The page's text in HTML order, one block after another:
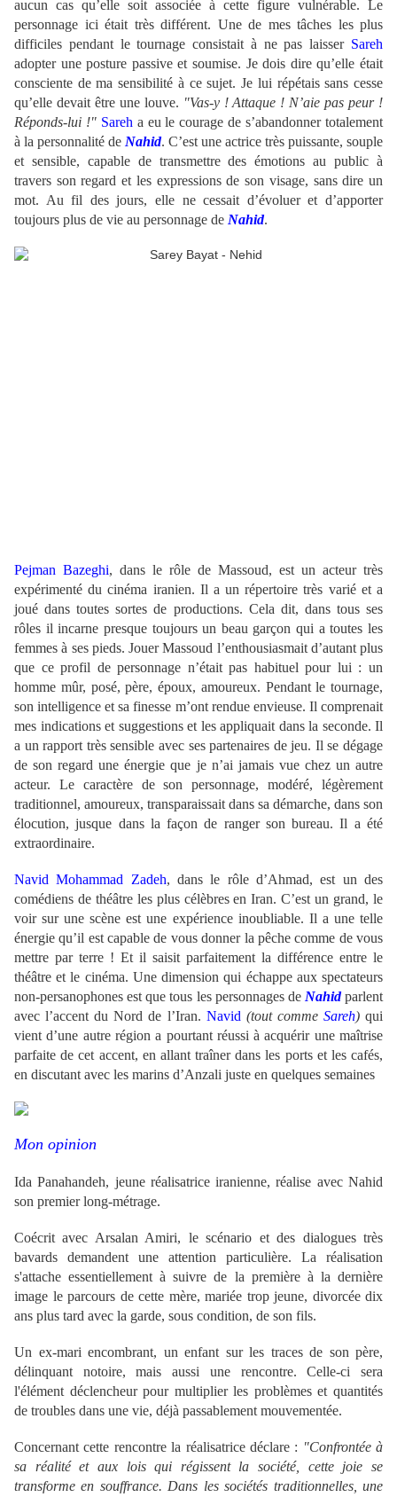
aucun cas qu’elle soit associée à cette figure vulnérable. Le
personnage ici était très différent. Une de mes tâches les plus
difficiles pendant le tournage consistait à ne pas laisser Sareh
adopter une posture passive et soumise. Je dois dire qu’elle était
consciente de ma sensibilité à ce sujet. Je lui répétais sans cesse
qu’elle devait être une louve. "Vas-y ! Attaque ! N’aie pas peur !
Réponds-lui !" Sareh a eu le courage de s’abandonner totalement
à la personnalité de Nahid. C’est une actrice très puissante, souple
et sensible, capable de transmettre des émotions au public à
travers son regard et les expressions de son visage, sans dire un
mot. Au fil des jours, elle ne cessait d’évoluer et d’apporter
toujours plus de vie au personnage de Nahid.
Pejman Bazeghi, dans le rôle de Massoud, est un acteur très
expérimenté du cinéma iranien. Il a un répertoire très varié et a
joué dans toutes sortes de productions. Cela dit, dans tous ses
rôles il incarne presque toujours un beau garçon qui a toutes les
femmes à ses pieds. Jouer Massoud l’enthousiasmait d’autant plus
que ce profil de personnage n’était pas habituel pour lui : un
homme mûr, posé, père, époux, amoureux. Pendant le tournage,
son intelligence et sa finesse m’ont rendue envieuse. Il comprenait
mes indications et suggestions et les appliquait dans la seconde. Il
a un rapport très sensible avec ses partenaires de jeu. Il se dégage
de son regard une énergie que je n’ai jamais vue chez un autre
acteur. Le caractère de son personnage, modéré, légèrement
traditionnel, amoureux, transparaissait dans sa démarche, dans son
élocution, jusque dans la façon de ranger son bureau. Il a été
extraordinaire.
Navid Mohammad Zadeh, dans le rôle d’Ahmad, est un des
comédiens de théâtre les plus célèbres en Iran. C’est un grand, le
voir sur une scène est une expérience inoubliable. Il a une telle
énergie qu’il est capable de vous donner la pêche comme de vous
mettre par terre ! Et il saisit parfaitement la différence entre le
théâtre et le cinéma. Une dimension qui échappe aux spectateurs
non-persanophones est que tous les personnages de Nahidparlent
avec l’accent du Nord de l’Iran. Navid (tout comme Sareh)qui
vient d’une autre région a pourtant réussi à acquérir une maîtrise
parfaite de cet accent, en allant traîner dans les ports et les cafés,
en discutant avec les marins d’Anzali juste en quelques semaines
Mon opinion
Ida Panahandeh, jeune réalisatrice iranienne, réalise avec Nahid
son premier long-métrage.
Coécrit avec Arsalan Amiri, le scénario et des dialogues très
bavards demandent une attention particulière. La réalisation
s'attache essentiellement à suivre de la première à la dernière
image le parcours de cette mère, mariée trop jeune, divorcée dix
ans plus tard avec la garde, sous condition, de son fils.
Un ex-mari encombrant, un enfant sur les traces de son père,
délinquant notoire, mais aussi une rencontre. Celle-ci sera
l'élément déclencheur pour multiplier les problèmes et quantités
de troubles dans une vie, déjà passablement mouvementée.
Concernant cette rencontre la réalisatrice déclare : "Confrontée à
sa réalité et aux lois qui régissent la société, cette joie se
transforme en souffrance. Dans les sociétés traditionnelles, une